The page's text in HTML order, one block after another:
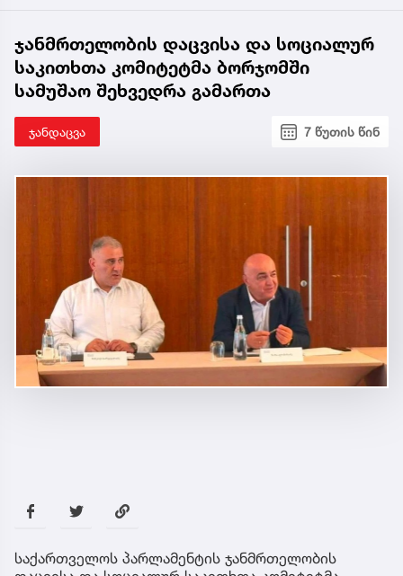
ჯანმრთელობის დაცვისა და სოციალურ
საკითხთა კომიტეტმა ბორჯომში
სამუშაო შეხვედრა გამართა
ჯანდაცვა 7 წუთის წინ
საქართველოს პარლამენტის ჯანმრთელობის